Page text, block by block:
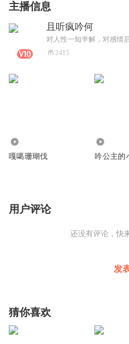
主播信息
且听疯吟何
对人性一知半解，对感情
2415
嘎噶珊瑚伐 吟公主的
用户评论
还没有评论，快
发
猜你喜欢